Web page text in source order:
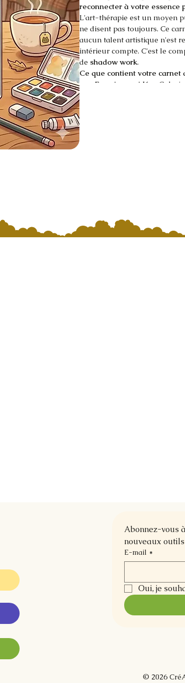
reconnecter à votre essence
L'art-thérapie est un moyen
ne disent pas toujours. Ce
aucun talent artistique n'est
intérieur compte. C'est le
de shadow work.
Ce que contient votre carnet
Exercices guidés :
Abonnez-vous
nouveaux
E-mail *
Oui, je
© 2026